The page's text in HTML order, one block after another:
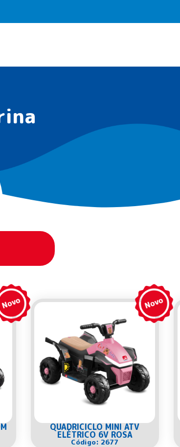
QUADRICICLO MINI ATV
ELÉTRICO 6V ROSA
Código: 2677